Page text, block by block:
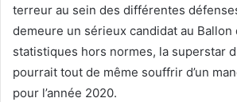
terreur au sein des différentes
demeure un sérieux candidat au Ballon
statistiques hors normes, la superstar
pourrait tout de même souffrir d’un
pour l’année 2020.